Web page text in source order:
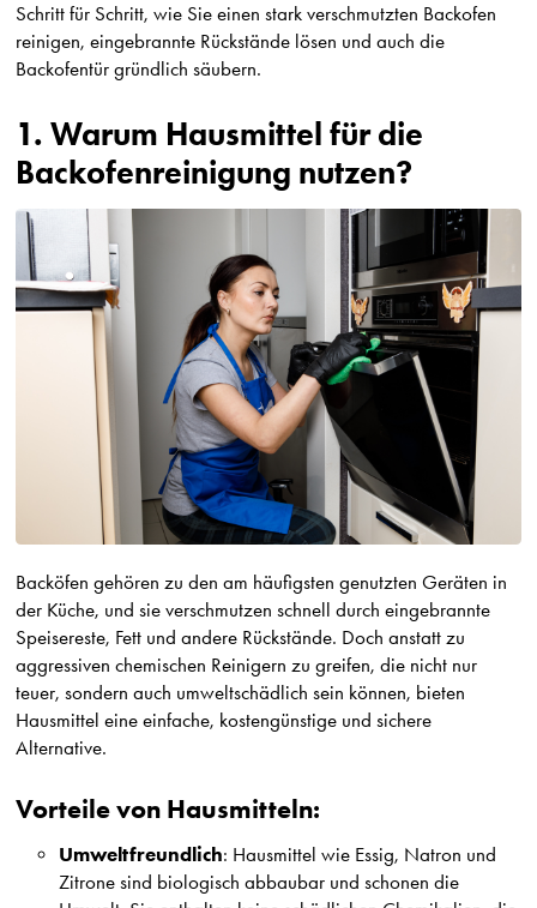
Schritt für Schritt, wie Sie einen stark verschmutzten Backofen
reinigen, eingebrannte Rückstände lösen und auch die
Backofentür gründlich säubern.
1. Warum Hausmittel für die
Backofenreinigung nutzen?
Backöfen gehören zu den am häufigsten genutzten Geräten in
der Küche, und sie verschmutzen schnell durch eingebrannte
Speisereste, Fett und andere Rückstände. Doch anstatt zu
aggressiven chemischen Reinigern zu greifen, die nicht nur
teuer, sondern auch umweltschädlich sein können, bieten
Hausmittel eine einfache, kostengünstige und sichere
Alternative.
Vorteile von Hausmitteln:
Umweltfreundlich: Hausmittel wie Essig, Natron und
Zitrone sind biologisch abbaubar und schonen die